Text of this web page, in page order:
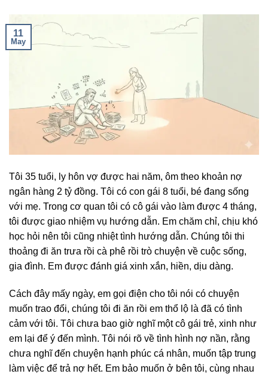
11
May
Tôi 35 tuổi, ly hôn vợ được hai năm, ôm theo khoản nợ
ngân hàng 2 tỷ đồng. Tôi có con gái 8 tuổi, bé đang sống
với mẹ. Trong cơ quan tôi có cô gái vào làm được 4 tháng,
tôi được giao nhiệm vụ hướng dẫn. Em chăm chỉ, chịu khó
học hỏi nên tôi cũng nhiệt tình hướng dẫn. Chúng tôi thi
thoảng đi ăn trưa rồi cà phê rồi trò chuyện về cuộc sống,
gia đình. Em được đánh giá xinh xắn, hiền, dịu dàng.
Cách đây mấy ngày, em gọi điện cho tôi nói có chuyện
muốn trao đổi, chúng tôi đi ăn rồi em thổ lộ là đã có tình
cảm với tôi. Tôi chưa bao giờ nghĩ một cô gái trẻ, xinh như
em lại để ý đến mình. Tôi nói rõ về tình hình nợ nần, rằng
chưa nghĩ đến chuyện hạnh phúc cá nhân, muốn tập trung
làm việc để trả nợ hết. Em bảo muốn ở bên tôi, cùng nhau